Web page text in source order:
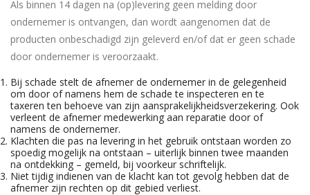
Als binnen 14 dagen na (op)levering geen melding door
ondernemer is ontvangen, dan wordt aangenomen dat de
producten onbeschadigd zijn geleverd en/of dat er geen schade
door ondernemer is veroorzaakt.
Bij schade stelt de afnemer de ondernemer in de gelegenheid
om door of namens hem de schade te inspecteren en te
taxeren ten behoeve van zijn aansprakelijkheidsverzekering. Ook
verleent de afnemer medewerking aan reparatie door of
namens de ondernemer.
Klachten die pas na levering in het gebruik ontstaan worden zo
spoedig mogelijk na ontstaan – uiterlijk binnen twee maanden
na ontdekking – gemeld, bij voorkeur schriftelijk.
Niet tijdig indienen van de klacht kan tot gevolg hebben dat de
afnemer zijn rechten op dit gebied verliest.